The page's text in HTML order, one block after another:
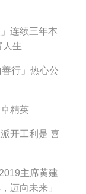
连续三年本
人生
行」热心公
精英
开工利是 喜
主席黄建
迈向未来」